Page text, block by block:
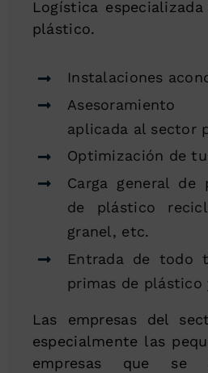
Logística
plástico.
Instalaciones
aplicada al sector
Optimización de
Carga general de
de plástico
granel, etc.
Entrada de todo
primas de plástico
Las empresas del
especialmente las
empresas que